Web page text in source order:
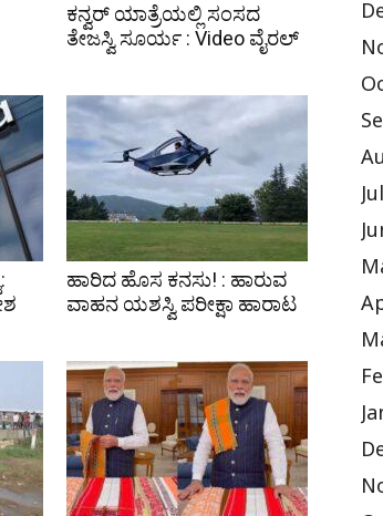
ಕನ್ವರ್ ಯಾತ್ರೆಯಲ್ಲಿ ಸಂಸದ
ತೇಜಸ್ವಿ ಸೂರ್ಯ : Video ವೈರಲ್‌
ಹಾರಿದ ಹೊಸ ಕನಸು! : ಹಾರುವ
ವಾಹನ ಯಶಸ್ವಿ ಪರೀಕ್ಷಾ ಹಾರಾಟ